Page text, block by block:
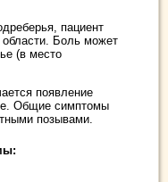
пациент
области. Боль может
(в место
появление
Общие симптомы
позывами.